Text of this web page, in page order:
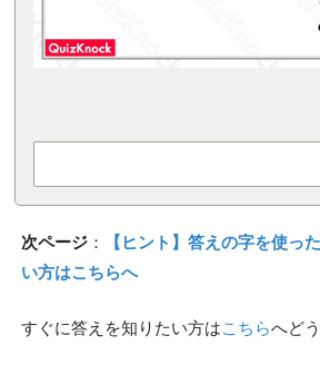
次ページ ：
【ヒント】答えの字を使っ
い方はこちらへ
すぐに答えを知りたい方はこちらへどう